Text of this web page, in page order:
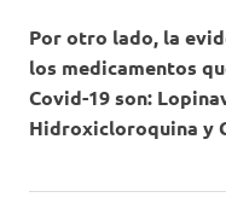
Por otro lado, la
los medicamentos
Covid-19 son:
Hidroxicloroquina y